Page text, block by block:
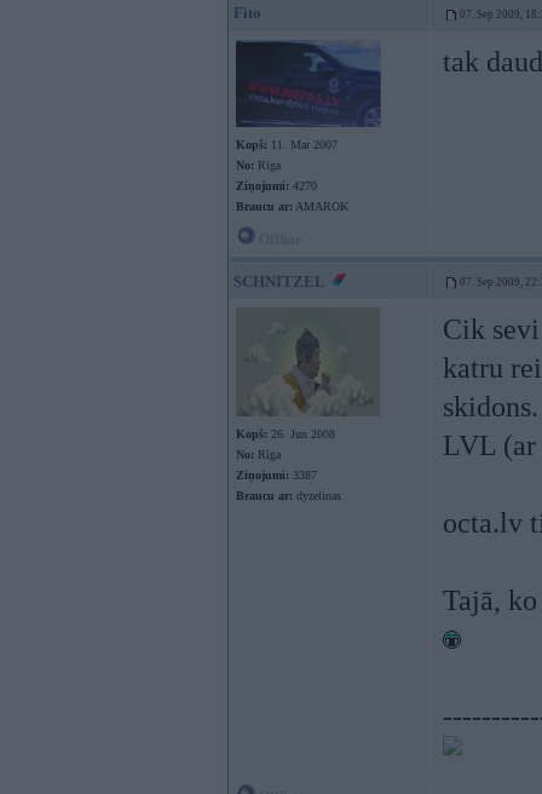
Fito 07. Sep 2009,
Kopš: 11. Mar 2007
No: Rīga
Ziņojumi: 4270
Braucu ar: AMAROK
tak
SCHNITZEL 07. Sep 2009,
Kopš: 26. Jun 2008
No: Rīga
Ziņojumi: 3387
Braucu ar: dyzelinas
Cik
katru
LVL (ar
octa.lv
Tajā,